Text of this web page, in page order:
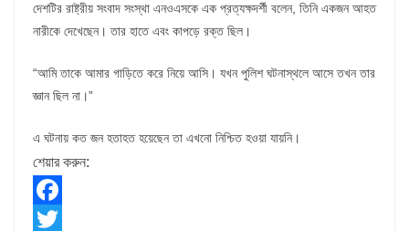
দেশটির রাষ্ট্রীয় সংবাদ সংস্থা এনওএসকে এক প্রত্যক্ষদর্শী বলেন, তিনি একজন আহত
নারীকে দেখেছেন। তার হাতে এবং কাপড়ে রক্ত ছিল।
“আমি তাকে আমার গাড়িতে করে নিয়ে আসি। যখন পুলিশ ঘটনাস্থলে আসে তখন তার
জ্ঞান ছিল না।”
এ ঘটনায় কত জন হতাহত হয়েছেন তা এখনো নিশ্চিত হওয়া যায়নি।
শেয়ার করুন:
F